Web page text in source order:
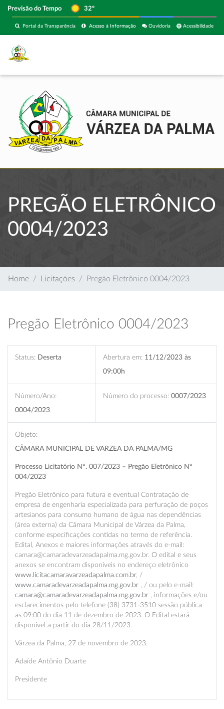
Previsão do Tempo 32º
Acessibilidade
Ouvidoria
Acesso à Informação
Portal da Transparência
PREGÃO ELETRÔNICO
0004/2023
Home Licitações Pregão Eletrônico 0004/2023
Pregão Eletrônico 0004/2023
Status: Deserta Abertura em: 11/12/2023 às
09:00h
Número/Ano:
0004/2023
Número do processo: 0007/2023
Objeto:
CÂMARA MUNICIPAL DE VARZEA DA PALMA/MG
Processo Licitatório Nº. 007/2023 – Pregão Eletrônico Nº
004/2023
Pregão Eletrônico para futura e eventual Contratação de
empresa de engenharia especializada para perfuração de poços
artesianos para consumo humano de água nas dependências
(área externa) da Câmara Municipal de Várzea da Palma,
conforme especificações contidas no termo de referência.
Edital, Anexos e maiores informações através do e-mail:
camara@camaradevarzeadapalma.mg.gov.br. O edital e seus
anexos se encontram disponíveis no endereço eletrônico
www.licitacamaravarzeadapalma.com.br, /
www.camaradevarzeadapalma.mg.gov.br , / ou pelo e-mail:
camara@camaradevarzeadapalma.mg.gov.br , informações e/ou
esclarecimentos pelo telefone (38) 3731-3510 sessão pública
as 09:00 do dia 11 de dezembro de 2023. O Edital estará
disponível a partir do dia 28/11/2023.
Várzea da Palma, 27 de novembro de 2023.
Adaíde Antônio Duarte
Presidente